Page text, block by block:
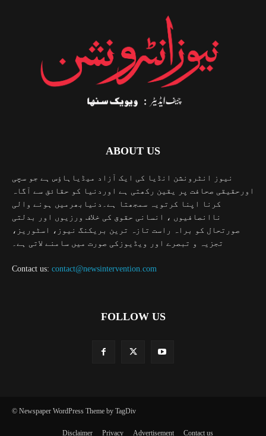
ABOUT US
نیوز انٹرونشن انڈیا کی ایک آزاد میڈیاہاؤس ہے جو سچی
اورحقیقی صحافت پر یقین رکھتی ہے اوردنیا کو حقائق سے آگاہ
کرنا اپنا کرتویہ سمجھتا ہے۔دنیابھرمیں ہونے والی
ناانصافیوں ، انسانی حقوق کی خلاف ورزیوں اور بدلتی
صورتحال کو براہ راست تازہ ترین بریکنگ نیوز، اسٹوریز،
تجزیہ و تبصرے اور ویڈیوزکی صورت میں سامنے لاتی ہے۔
Contact us: contact@newsintervention.com
FOLLOW US
© Newspaper WordPress Theme by TagDiv
Disclaimer Privacy Advertisement Contact us